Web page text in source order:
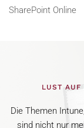
SharePoint Online
LUST AUF
Die Themen
sind nicht nur